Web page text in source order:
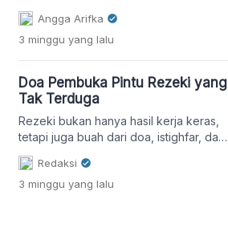
transformasi.
Angga Arifka
3 minggu yang lalu
Doa Pembuka Pintu Rezeki yang
Tak Terduga
Rezeki bukan hanya hasil kerja keras,
tetapi juga buah dari doa, istighfar, dan
tawakal. Simak doa yang diajarkan
Rasulullah untuk memohon rezeki yang
halal, berkah, dan datang dari arah
Redaksi
3 minggu yang lalu